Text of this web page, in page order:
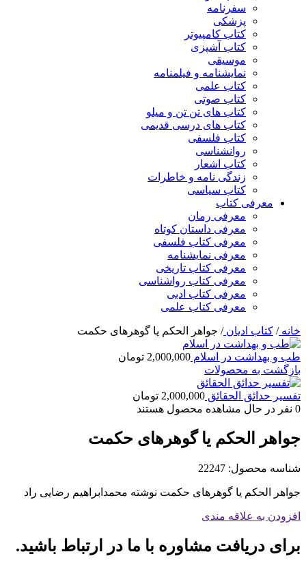
سفرنامه
پزشکی
کتاب کامپیوتر
کتاب آشپزی
موسیقی
نمایشنامه و فیلمنامه
کتاب علمی
کتاب صوتی
کتاب های تن تن و میلو
کتاب های درسی قدیمی
کتاب فلسفی
روانشناسی
کتاب اشعار
زندگی نامه و خاطرات
کتاب سیاسی
معرفی کتاب
معرفی رمان
معرفی داستان کوتاه
معرفی کتاب فلسفی
معرفی نمایشنامه
معرفی کتاب تاریخی
معرفی کتاب رواشناسی
معرفی کتاب ادبی
معرفی کتاب علمی
خانه/ کتاب ادیان/ جواهر الحکم یا گ‍وه‍ره‍ای‌ ح‍کم‍ت‌
طب و بهداشت در اسلام 2,000,000 تومان
بازگشت به محصولات
تفسیر حدائق الحقائق 2,000,000 تومان
0 نفر در حال مشاهده محصول هستند
جواهر الحکم یا گ‍وه‍ره‍ای‌ ح‍کم‍ت‌
شناسه محصول: 22247
جواهر الحکم یا گ‍وه‍ره‍ای‌ ح‍کم‍ت‌ نوشته محمدابراهیم رضایی راد
افزودن به علاقه مندی
برای دریافت مشاوره با ما در ارتباط باشید.